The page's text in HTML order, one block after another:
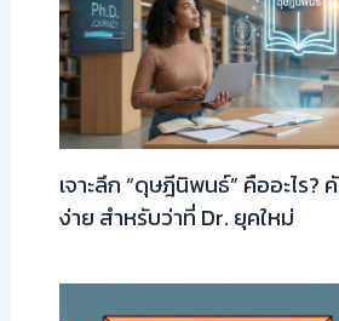
เจาะลึก “ดุษฎีนิพนธ์” คืออะไร?
ง่าย สำหรับว่าที่ Dr. ยุคใหม่